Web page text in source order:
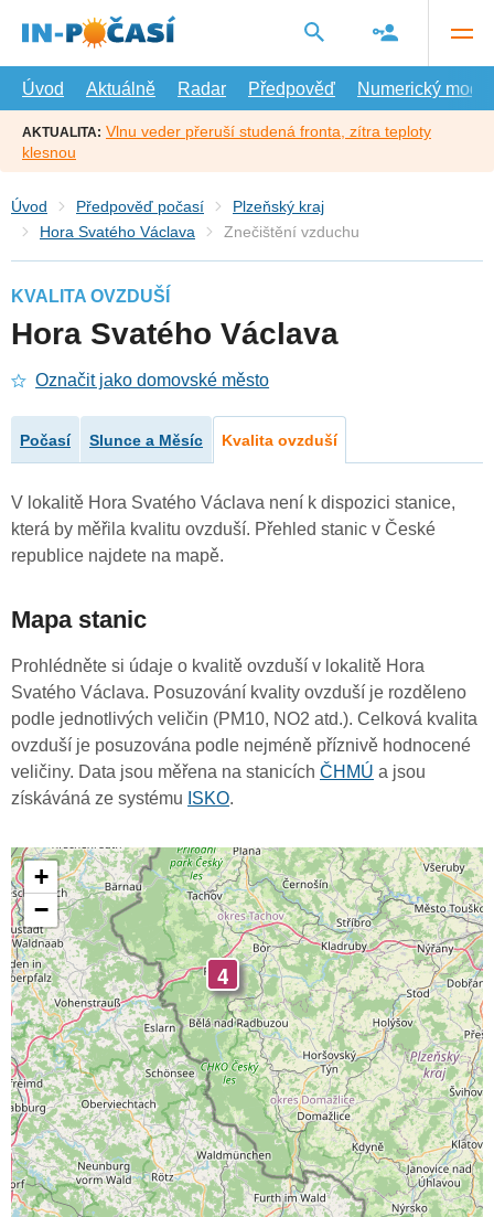
hlavní
Úvod
Aktuálně Radar Předpověď Numerický model
AKTUALITA: Vlnu veder přeruší studená fronta, zítra teploty
klesnou
Úvod Předpověď počasí
Plzeňský kraj
Hora Svatého Václava
Znečištění vzduchu
KVALITA OVZDUŠÍ
Hora Svatého Václava
Označit jako domovské město
Počasí Slunce a Měsíc Kvalita ovzduší
V lokalitě Hora Svatého Václava není k dispozici stanice,
která by měřila kvalitu ovzduší. Přehled stanic v České
republice najdete na mapě.
Mapa stanic
Prohlédněte si údaje o kvalitě ovzduší v lokalitě Hora
Svatého Václava. Posuzování kvality ovzduší je rozděleno
podle jednotlivých veličin (PM10, NO2 atd.). Celková kvalita
ovzduší je posuzována podle nejméně příznivě hodnocené
veličiny. Data jsou měřena na stanicích ČHMÚ a jsou
získáváná ze systému ISKO.
4
+
−